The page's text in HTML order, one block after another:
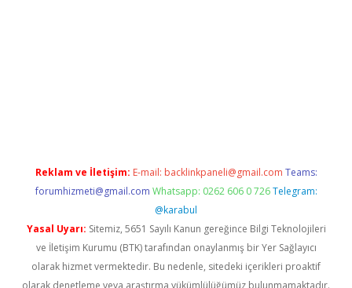
Reklam ve İletişim: E-mail: backlinkpaneli@gmail.com Teams:
forumhizmeti@gmail.com Whatsapp: 0262 606 0 726 Telegram:
@karabul
Yasal Uyarı: Sitemiz, 5651 Sayılı Kanun gereğince Bilgi Teknolojileri
ve İletişim Kurumu (BTK) tarafından onaylanmış bir Yer Sağlayıcı
olarak hizmet vermektedir. Bu nedenle, sitedeki içerikleri proaktif
olarak denetleme veya araştırma yükümlülüğümüz bulunmamaktadır.